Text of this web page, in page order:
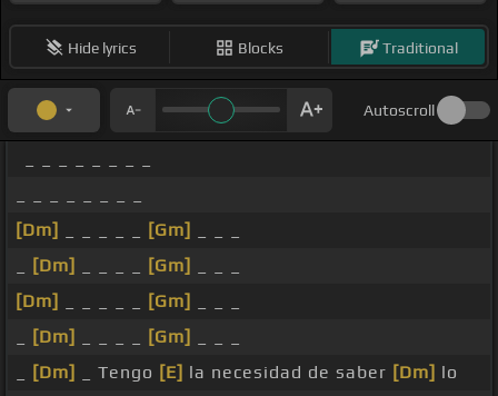
Hide lyrics Blocks Traditional
Autoscroll
[Dm]
[Gm]
[Dm] [Gm]
[Dm]
[Gm]
[Dm] [Gm]
[Dm] _ Tengo [E] la necesidad de saber [Dm] lo